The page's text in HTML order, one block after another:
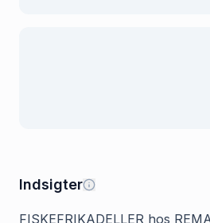
Indsigter
FISKEFRIKADELLER hos